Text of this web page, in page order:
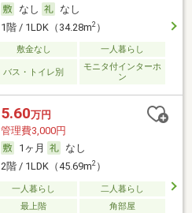
なし
なし
1階 / 1LDK（34.28m2）
敷金なし 一人暮らし
バス・トイレ別
モニタ付インターホ
ン
5.60万円
管理費3,000円
1ヶ月
なし
2階 / 1LDK（45.69m2）
一人暮らし
二人暮らし
最上階 角部屋